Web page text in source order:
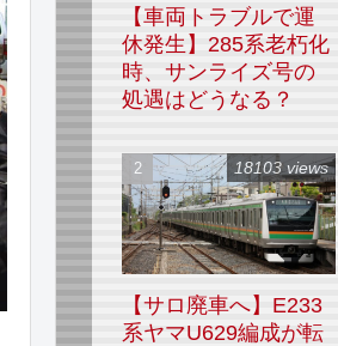
【車両トラブルで運
休発生】285系老朽化
時、サンライズ号の
処遇はどうなる？
【サロ廃車へ】E233
系ヤマU629編成が転
18103 views